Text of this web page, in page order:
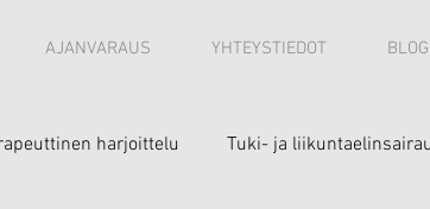
AJANVARAUS YHTEYSTIEDOT
harjoittelu Tuki- ja